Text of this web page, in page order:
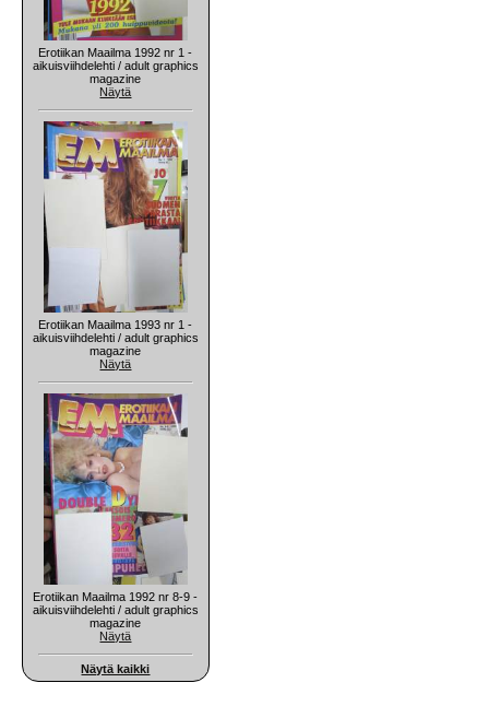
Erotiikan Maailma 1992 nr 1 -
aikuisviihdelehti / adult graphics
magazine
Näytä
Erotiikan Maailma 1993 nr 1 -
aikuisviihdelehti / adult graphics
magazine
Näytä
Erotiikan Maailma 1992 nr 8-9 -
aikuisviihdelehti / adult graphics
magazine
Näytä
Näytä kaikki